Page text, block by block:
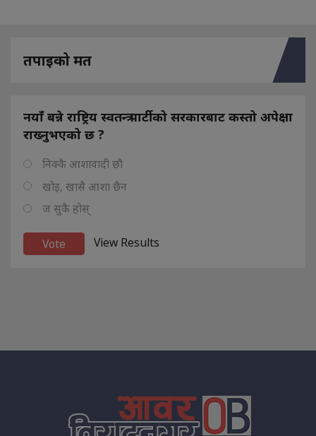
तपाइको मत
नयाँ बन्ने राष्ट्रिय स्वतन्त्र पार्टीको सरकारबाट कस्तो अपेक्षा
राख्नुभएको छ ?
निक्कै आशावादी छौ
खोइ, खासै आशा छैन
ज सुकै होस्
View Results